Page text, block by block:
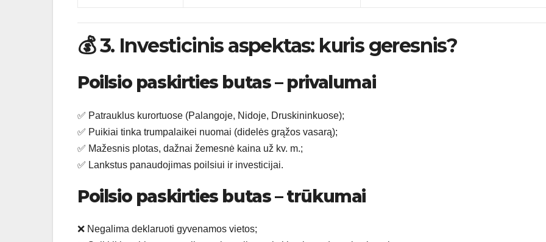
💰 3. Investicinis aspektas: kuris geresnis?
Poilsio paskirties butas – privalumai
✅ Patrauklus kurortuose (Palangoje, Nidoje, Druskininkuose);
✅ Puikiai tinka trumpalaikei nuomai (didelės grąžos vasarą);
✅ Mažesnis plotas, dažnai žemesnė kaina už kv. m.;
✅ Lankstus panaudojimas poilsiui ir investicijai.
Poilsio paskirties butas – trūkumai
❌ Negalima deklaruoti gyvenamos vietos;